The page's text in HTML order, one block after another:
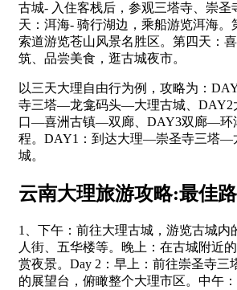
古城- 入住客栈后，参观三塔寺、崇圣
天：洱海- 骑行湖边，乘船游览洱海。
索道游览苍山风景名胜区。第四天：
筑、品尝美食，逛古城夜市。
以三天大理自由行为例，攻略为：
寺三塔—龙龛码头—大理古城、
口—喜洲古镇—双廊、DAY3双廊—环
程。DAY1：到达大理—崇圣寺三塔
城。
云南大理旅游攻略:最佳
1、下午：前往大理古城，游览古城内
人街、五华楼等。晚上：在古城附近
赏夜景。Day 2：早上：前往崇圣寺三
的展望台，俯瞰整个大理市区。中午